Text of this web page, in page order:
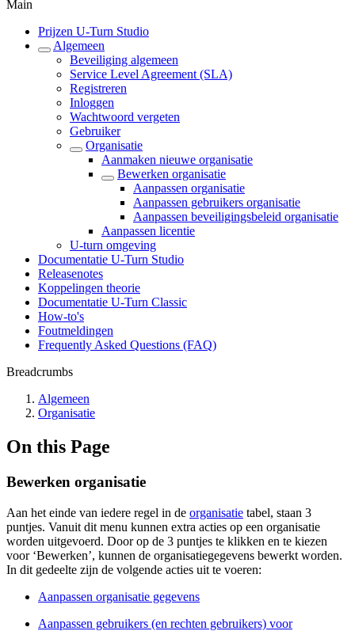
Main
Prijzen U-Turn Studio
Algemeen
Beveiliging algemeen
Service Level Agreement (SLA)
Registreren
Inloggen
Wachtwoord vergeten
Gebruiker
Organisatie
Aanmaken nieuwe organisatie
Bewerken organisatie
Aanpassen organisatie
Aanpassen gebruikers organisatie
Aanpassen beveiligingsbeleid organisatie
Aanpassen licentie
U-turn omgeving
Documentatie U-Turn Studio
Releasenotes
Koppelingen theorie
Documentatie U-Turn Classic
How-to's
Foutmeldingen
Frequently Asked Questions (FAQ)
Breadcrumbs
Algemeen
Organisatie
On this Page
Bewerken organisatie
Aan het einde van iedere regel in de organisatie tabel, staan 3
puntjes. Vanuit dit menu kunnen extra acties op een organisatie
worden uitgevoerd. Door op de 3 puntjes te klikken en te kiezen
voor ‘Bewerken’, kunnen de organisatiegegevens bewerkt worden.
In dit gedeelte zijn de volgende acties uit te voeren:
Aanpassen organisatie gegevens
Aanpassen gebruikers (en rechten gebruikers) voor